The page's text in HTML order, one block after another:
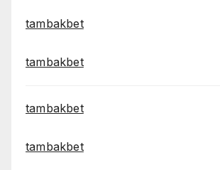
tambakbet
tambakbet
tambakbet
tambakbet